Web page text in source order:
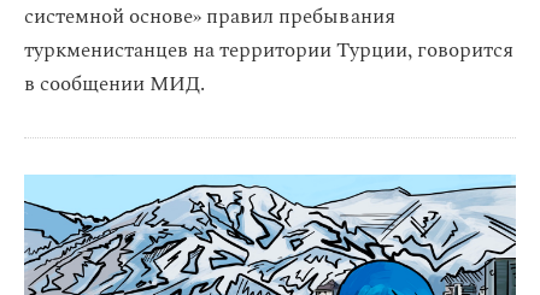
системной основе» правил пребывания
туркменистанцев на территории Турции, говорится
в сообщении МИД.